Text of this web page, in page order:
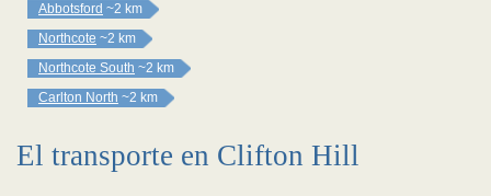
Abbotsford ~2 km
Northcote ~2 km
Northcote South ~2 km
Carlton North ~2 km
El transporte en Clifton Hill